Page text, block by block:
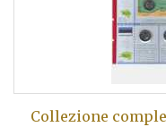
Collezione